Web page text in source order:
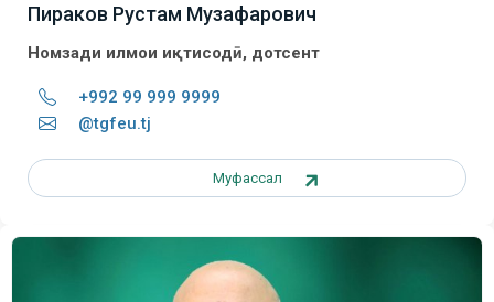
Пираков Рустам Музафарович
Номзади илмҳои иқтисодӣ, дотсент
+992 99 999 9999
@tgfeu.tj
Муфассал